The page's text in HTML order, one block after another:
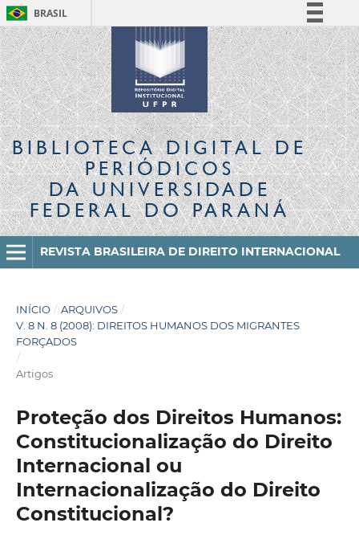
BRASIL
Simplifique!
Comunica BR
Participe
Acesso à informação
Legislação
Canais
BIBLIOTECA DIGITALDE
PERIÓDICOS
DA UNIVERSIDADE
FEDERAL DO PARANÁ
REVISTA BRASILEIRA DE DIREITO INTERNACIONAL
INÍCIO / ARQUIVOS /
V. 8 N. 8 (2008): DIREITOS HUMANOS DOS MIGRANTES
FORÇADOS
/
Artigos
Proteção dos Direitos Humanos:
Constitucionalização do Direito
Internacional ou
Internacionalização do Direito
Constitucional?